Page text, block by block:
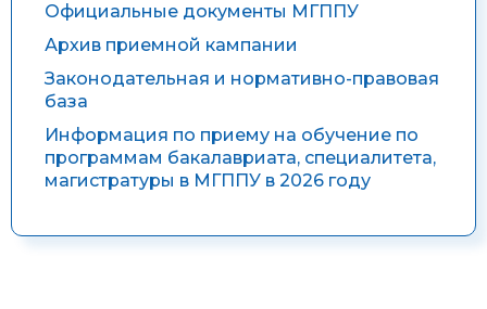
Официальные документы МГППУ
Архив приемной кампании
Законодательная и нормативно-правовая
база
Информация по приему на обучение по
программам бакалавриата, специалитета,
магистратуры в МГППУ в 2026 году